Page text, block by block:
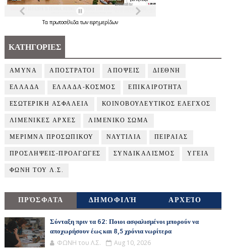
Τα πρωτοσέλιδατων εφημερίδων
ΚΑΤΗΓΟΡΙΕΣ
ΑΜΥΝΑ ΑΠΟΣΤΡΑΤΟΙ ΑΠΟΨΕΙΣ ΔΙΕΘΝΗ
ΕΛΛΑΔΑ ΕΛΛΑΔΑ-ΚΟΣΜΟΣ ΕΠΙΚΑΙΡΟΤΗΤΑ
ΕΣΩΤΕΡΙΚΗ ΑΣΦΑΛΕΙΑ ΚΟΙΝΟΒΟΥΛΕΥΤΙΚΟΣ ΕΛΕΓΧΟΣ
ΛΙΜΕΝΙΚΕΣ ΑΡΧΕΣ ΛΙΜΕΝΙΚΟ ΣΩΜΑ
ΜΕΡΙΜΝΑ ΠΡΟΣΩΠΙΚΟΥ ΝΑΥΤΙΛΙΑ ΠΕΙΡΑΙΑΣ
ΠΡΟΣΛΗΨΕΙΣ-ΠΡΟΑΓΩΓΕΣ ΣΥΝΔΙΚΑΛΙΣΜΟΣ ΥΓΕΙΑ
ΦΩΝΗ ΤΟΥ Λ.Σ.
ΠΡΌΣΦΑΤΑ ΔΗΜΟΦΙΛΉ ΑΡΧΕΊΟ
Σύνταξη πριν τα 62: Ποιοι ασφαλισμένοι μπορούν να
αποχωρήσουν έως και 8,5 χρόνια νωρίτερα
ΦΩΝΗ του Λ.Σ. Aug 10, 2026